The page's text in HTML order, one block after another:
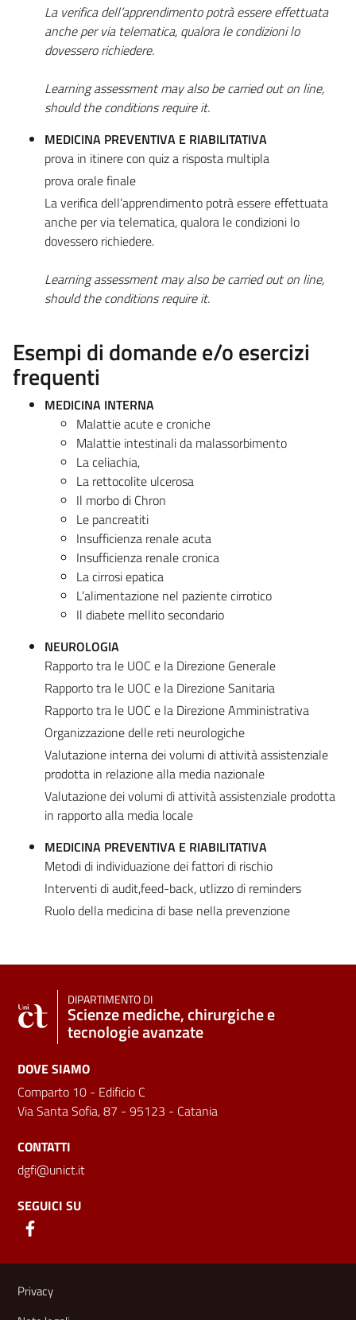
La verifica dell’apprendimento potrà essere effettuata
anche per via telematica, qualora le condizioni lo
dovessero richiedere.
Learning assessment may also be carried out on line,
should the conditions require it.
MEDICINA PREVENTIVA E RIABILITATIVA
prova in itinere con quiz a risposta multipla
prova orale finale
La verifica dell’apprendimento potrà essere effettuata
anche per via telematica, qualora le condizioni lo
dovessero richiedere.
Learning assessment may also be carried out on line,
should the conditions require it.
Esempi di domande e/o esercizi
frequenti
MEDICINA INTERNA
Malattie acute e croniche
Malattie intestinali da malassorbimento
La celiachia,
La rettocolite ulcerosa
Il morbo di Chron
Le pancreatiti
Insufficienza renale acuta
Insufficienza renale cronica
La cirrosi epatica
L’alimentazione nel paziente cirrotico
Il diabete mellito secondario
NEUROLOGIA
Rapporto tra le UOC e la Direzione Generale
Rapporto tra le UOC e la Direzione Sanitaria
Rapporto tra le UOC e la Direzione Amministrativa
Organizzazione delle reti neurologiche
Valutazione interna dei volumi di attività assistenziale
prodotta in relazione alla media nazionale
Valutazione dei volumi di attività assistenziale prodotta
in rapporto alla media locale
MEDICINA PREVENTIVA E RIABILITATIVA
Metodi di individuazione dei fattori di rischio
Interventi di audit,feed-back, utlizzo di reminders
Ruolo della medicina di base nella prevenzione
DIPARTIMENTO DI
Scienze mediche, chirurgiche e
tecnologie avanzate
DOVE SIAMO
Comparto 10 - Edificio C
Via Santa Sofia, 87 - 95123 - Catania
CONTATTI
dgfi@unict.it
SEGUICI SU
Link e informazioni utili
Privacy